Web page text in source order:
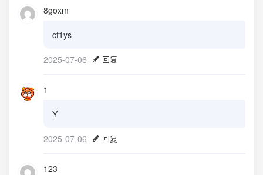
8goxm
cf1ys
2025-07-06 回复
1
Y
2025-07-06 回复
123